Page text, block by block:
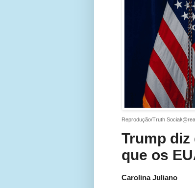
Reprodução/Truth Social/
Trump diz
que os
Carolina Juliano